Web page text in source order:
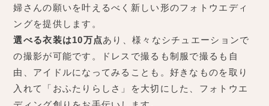
婦さんの願いを叶えるべく新しい形のフォトウエディ
ングを提供します。
選べる衣装は10万点あり、様々なシチュエーションで
の撮影が可能です。ドレスで撮るも制服で撮るも自
由、アイドルになってみることも。好きなものを取り
入れて「おふたりらしさ」を大切にした、フォトウエ